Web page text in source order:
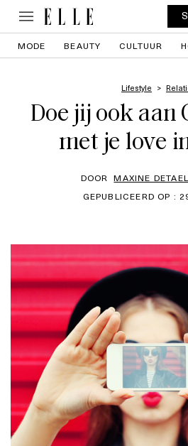
MODE BEAUTY CULTUUR
Lifestyle
Doe jij ook aan
met je love
DOOR MAXINE
GEPUBLICEERD OP :